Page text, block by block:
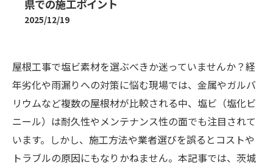
県での施工ポイント
2025/12/19
屋根工事で塩ビ素材を選ぶべきか迷っていませんか？経
年劣化や雨漏りへの対策に悩む現場では、金属やガルバ
リウムなど複数の屋根材が比較される中、塩ビ（塩化ビ
ニール）は耐久性やメンテナンス性の面でも注目されて
います。しかし、施工方法や業者選びを誤るとコストや
トラブルの原因にもなりかねません。本記事では、茨城